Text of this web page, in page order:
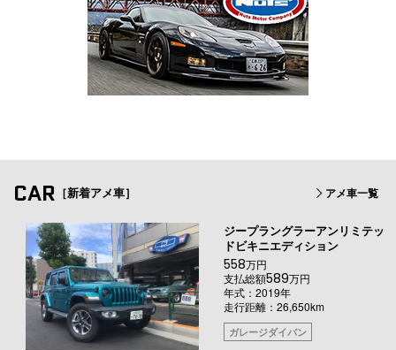
CAR ［新着アメ車］ アメ車一覧
ジープラングラーアンリミテッ
ドビキニエディション
558万円
支払総額589万円
年式：2019年
走行距離：26,650km
ガレージダイバン